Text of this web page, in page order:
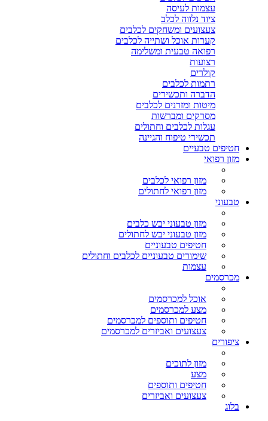
עצמות לעיסה
ציוד נלווה לכלב
צעצועים ומשחקים לכלבים
קערות אוכל ושתייה לכלבים
רפואה טבעית ומשלימה
רצועות
קולרים
רתמות לכלבים
הדברה ותכשירים
מיטות ומזרנים לכלבים
מסרקים ומברשות
עגלות לכלבים וחתולים
תכשירי טיפוח והגיינה
חטיפים טבעיים
מזון רפואי
מזון רפואי לכלבים
מזון רפואי לחתולים
טבעוני
מזון טבעוני יבש כלבים
מזון טבעוני יבש לחתולים
חטיפים טבעוניים
שימורים טבעוניים לכלבים וחתולים
עצמות
מכרסמים
אוכל למכרסמים
מצע למכרסמים
חטיפים ותוספים למכרסמים
צעצועים ואביזרים למכרסמים
ציפורים
מזון לתוכים
מצע
חטיפים ותוספים
צעצועים ואביזרים
בלוג